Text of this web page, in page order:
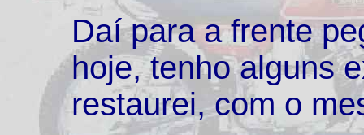
Daí para a frente
hoje, tenho alguns
restaurei, com o